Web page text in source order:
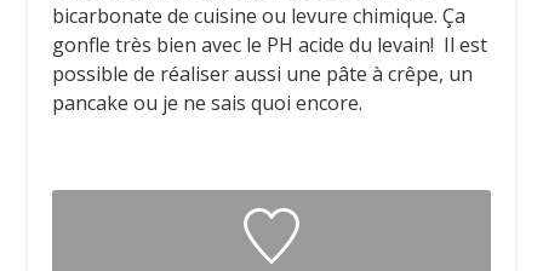
bicarbonate de cuisine ou levure chimique. Ça
gonfle très bien avec le PH acide du levain! Il est
possible de réaliser aussi une pâte à crêpe, un
pancake ou je ne sais quoi encore.